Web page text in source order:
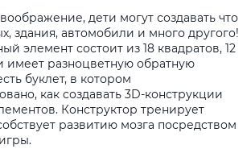
дети могут создавать что
здания, автомобили и много другого!
элемент состоит из 18 квадратов, 12
имеет разноцветную обратную
буклет, в котором
как создавать 3D-конструкции
Конструктор тренирует
развитию мозга посредством